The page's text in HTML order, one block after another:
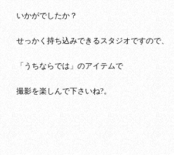
いかがでしたか？
せっかく持ち込みできるスタジオですので、
「うちならでは」のアイテムで
撮影を楽しんで下さいね?。